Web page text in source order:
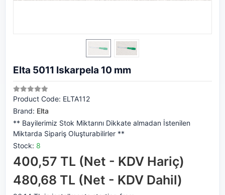
Elta 5011 Iskarpela 10 mm
Product Code: ELTA112
Brand: Elta
** Bayilerimiz Stok Miktarını Dikkate almadan İstenilen
Miktarda Sipariş Oluşturabilirler **
Stock: 8
400,57 TL (Net - KDV Hariç)
480,68 TL (Net - KDV Dahil)